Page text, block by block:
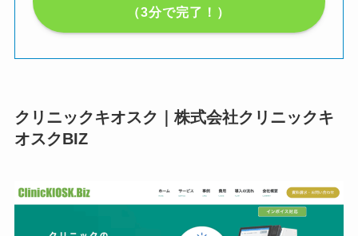
（3分で完了！）
クリニックキオスク｜株式会社クリニックキ
オスクBIZ